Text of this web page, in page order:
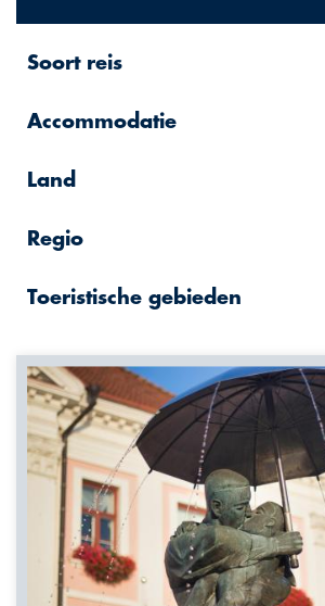
Soort reis
Accommodatie
Land
Regio
Toeristische gebieden